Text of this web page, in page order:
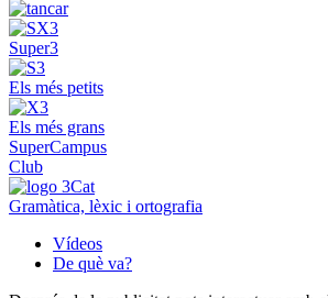
Super3
Els més petits
Els més grans
SuperCampus
Club
Gramàtica, lèxic i ortografia
Vídeos
De què va?